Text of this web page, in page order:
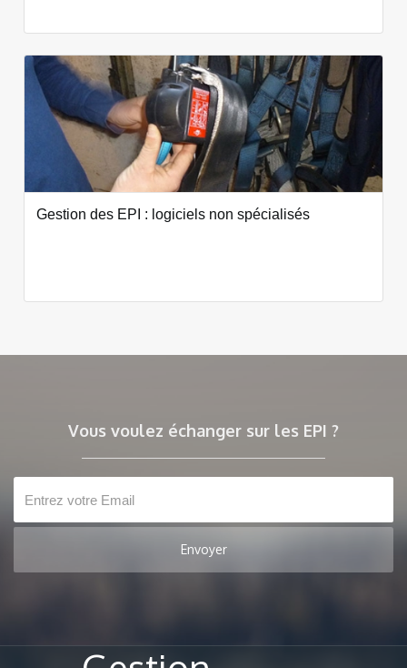
Gestion des EPI : logiciels non spécialisés
Vous voulez échanger sur les EPI ?